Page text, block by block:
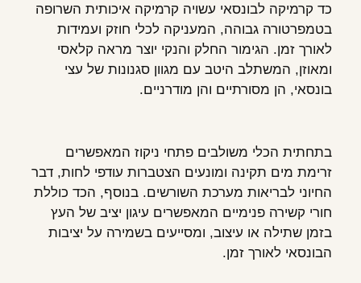
כד קרמיקה לבונסאי עשויה קרמיקה איכותית השרופה
בטמפרטורה גבוהה, המעניקה לכלי חוזק ועמידות
לאורך זמן. הגימור החלק והנקי יוצר מראה קלאסי
ומאוזן, המשתלב היטב עם מגוון סגנונות של עצי
בונסאי, הן מסורתיים והן מודרניים.
בתחתית הכלי משולבים פתחי ניקוז המאפשרים
זרימת מים תקינה ומונעים הצטברות עודפי לחות, דבר
החיוני לבריאות מערכת השורשים. בנוסף, הכד כוללת
חורי קשירה פנימיים המאפשרים עיגון יציב של העץ
בזמן שתילה או עיצוב, ומסייעים בשמירה על יציבות
הבונסאי לאורך זמן.